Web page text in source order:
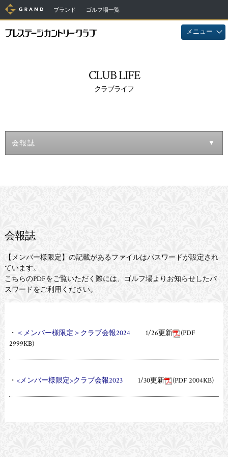
ブランド ゴルフ場一覧
メニュー
CLUB LIFE
クラブライフ
会報誌
【メンバー様限定】の記載があるファイルはパスワードが設定され
ています。
こちらのPDFをご覧いただく際には、ゴルフ場よりお知らせしたパ
スワードをご利用ください。
・ ＜メンバー様限定＞クラブ会報2024 1/26更新
(PDF
2999KB)
・ <メンバー様限定>クラブ会報2023 1/30更新 (PDF 2004KB)